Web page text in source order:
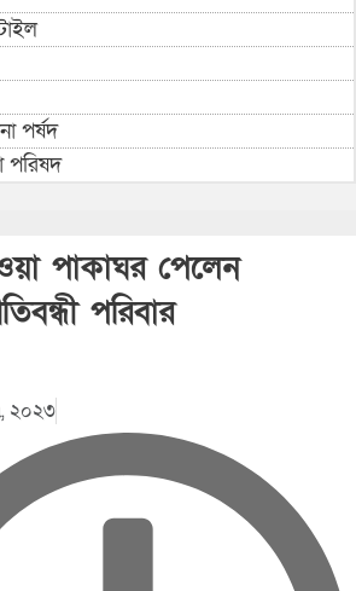
পর্ষদ
পরিষদ
পাকাঘর পেলেন
পরিবার
২০২৩